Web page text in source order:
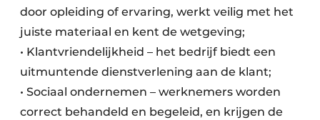
door opleiding of ervaring, werkt veilig met het
juiste materiaal en kent de wetgeving;
• Klantvriendelijkheid – het bedrijf biedt een
uitmuntende dienstverlening aan de klant;
• Sociaal ondernemen – werknemers worden
correct behandeld en begeleid, en krijgen de